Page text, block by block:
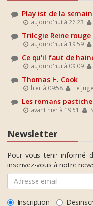
Playlist de la
aujourd'hui à 22:23
Trilogie Reine rouge
aujourd'hui à 19:59
Ce qu'il faut de
aujourd'hui à 09:09
Thomas H. Cook
hier à 09:58 Le
Les romans
avant hier à 19:51
Newsletter
Pour vous tenir informé
inscrivez-vous à notre
Inscription